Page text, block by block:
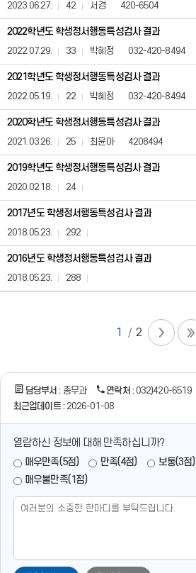
전
정
보
공
게
판
은
번
호,
목,
록
일,
조
회
수,
첨
부,
담
당
를
2023.06.27. 42 서경 420-6504
2022학년도 학생정서행동특성검사 결과
2022.07.29. 33 박혜정 032-420-8494
2021학년도 학생정서행동특성검사 결과
2022.05.19. 22 박혜정 032-420-8494
2020학년도 학생정서행동특성검사 결과
2021.03.26. 25 최윤아 4208494
2019학년도 학생정서행동특성검사 결과
2020.02.18. 24
2017년도 학생정서행동특성검사 결과
2018.05.23. 292
2016년도 학생정서행동특성검사 결과
2018.05.23. 288
1 2
담당부서 : 총무과 연락처 : 032)420-6519
최근업데이트 : 2026-01-08
열람하신 정보에 대해 만족하십니까?
매우만족(5점) 만족(4점) 보통(3점)
매우불만족(1점)